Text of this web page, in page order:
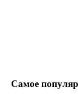
Самое